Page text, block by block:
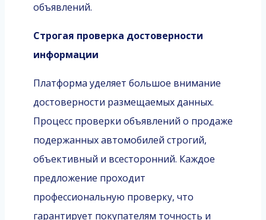
объявлений.
Строгая проверка достоверности
информации
Платформа уделяет большое внимание
достоверности размещаемых данных.
Процесс проверки объявлений о продаже
подержанных автомобилей строгий,
объективный и всесторонний. Каждое
предложение проходит
профессиональную проверку, что
гарантирует покупателям точность и